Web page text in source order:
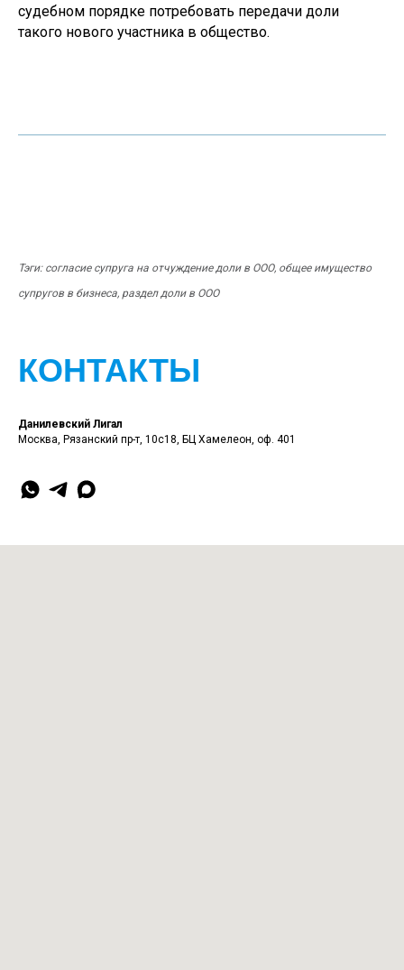
судебном порядке потребовать передачи доли
такого нового участника в общество.
Тэги: согласие супруга на отчуждение доли в ООО, общее имущество
супругов в бизнеса, раздел доли в ООО
КОНТАКТЫ
Данилевский Лигал
Москва, Рязанский пр-т, 10с18, БЦ Хамелеон, оф. 401